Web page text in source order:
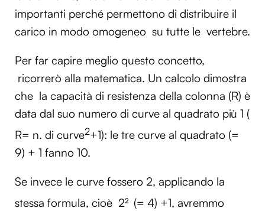
importanti perché permettono di distribuire il
carico in modo omogeneo su tutte le vertebre.
Per far capire meglio questo concetto,
ricorrerò alla matematica. Un calcolo dimostra
che la capacità di resistenza della colonna (R) è
data dal suo numero di curve al quadrato più 1 (
R= n. di curve2+1): le tre curve al quadrato (=
9) + 1 fanno 10.
Se invece le curve fossero 2, applicando la
stessa formula, cioè 2² (= 4) +1, avremmo